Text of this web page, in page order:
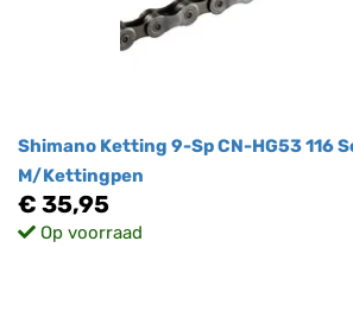
Shimano Ketting 9-Sp CN-HG53 116
M/Kettingpen
€ 35,95
Op voorraad